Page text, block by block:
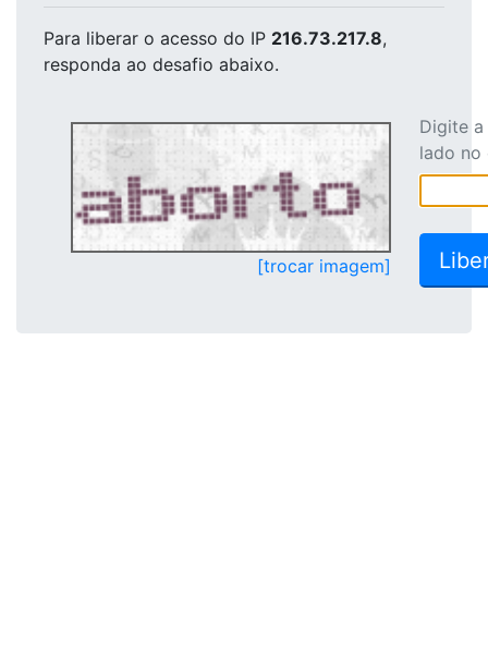
Para liberar o acesso do IP 216.73.217.8,
responda ao desafio abaixo.
[trocar imagem]
Digite
lado no